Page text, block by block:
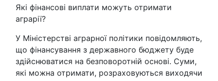
Які фінансові виплати можуть отримати
аграрії?
У Міністерстві аграрної політики повідомляють,
що фінансування з державного бюджету буде
здійснюватися на безповоротній основі. Суми,
які можна отримати, розраховуються виходячи